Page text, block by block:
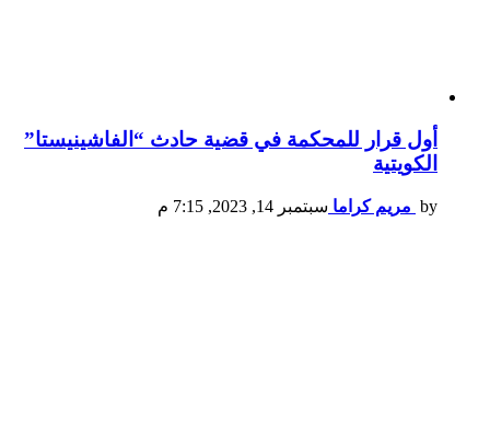
أول قرار للمحكمة في قضية حادث “الفاشينيستا”
الكويتية
by مريم كراما سبتمبر 14, 2023, 7:15 م